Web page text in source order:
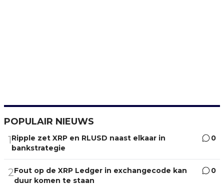
POPULAIR NIEUWS
1Ripple zet XRP en RLUSD naast elkaar in
bankstrategie
0
2Fout op de XRP Ledger in exchangecode kan
duur komen te staan
0